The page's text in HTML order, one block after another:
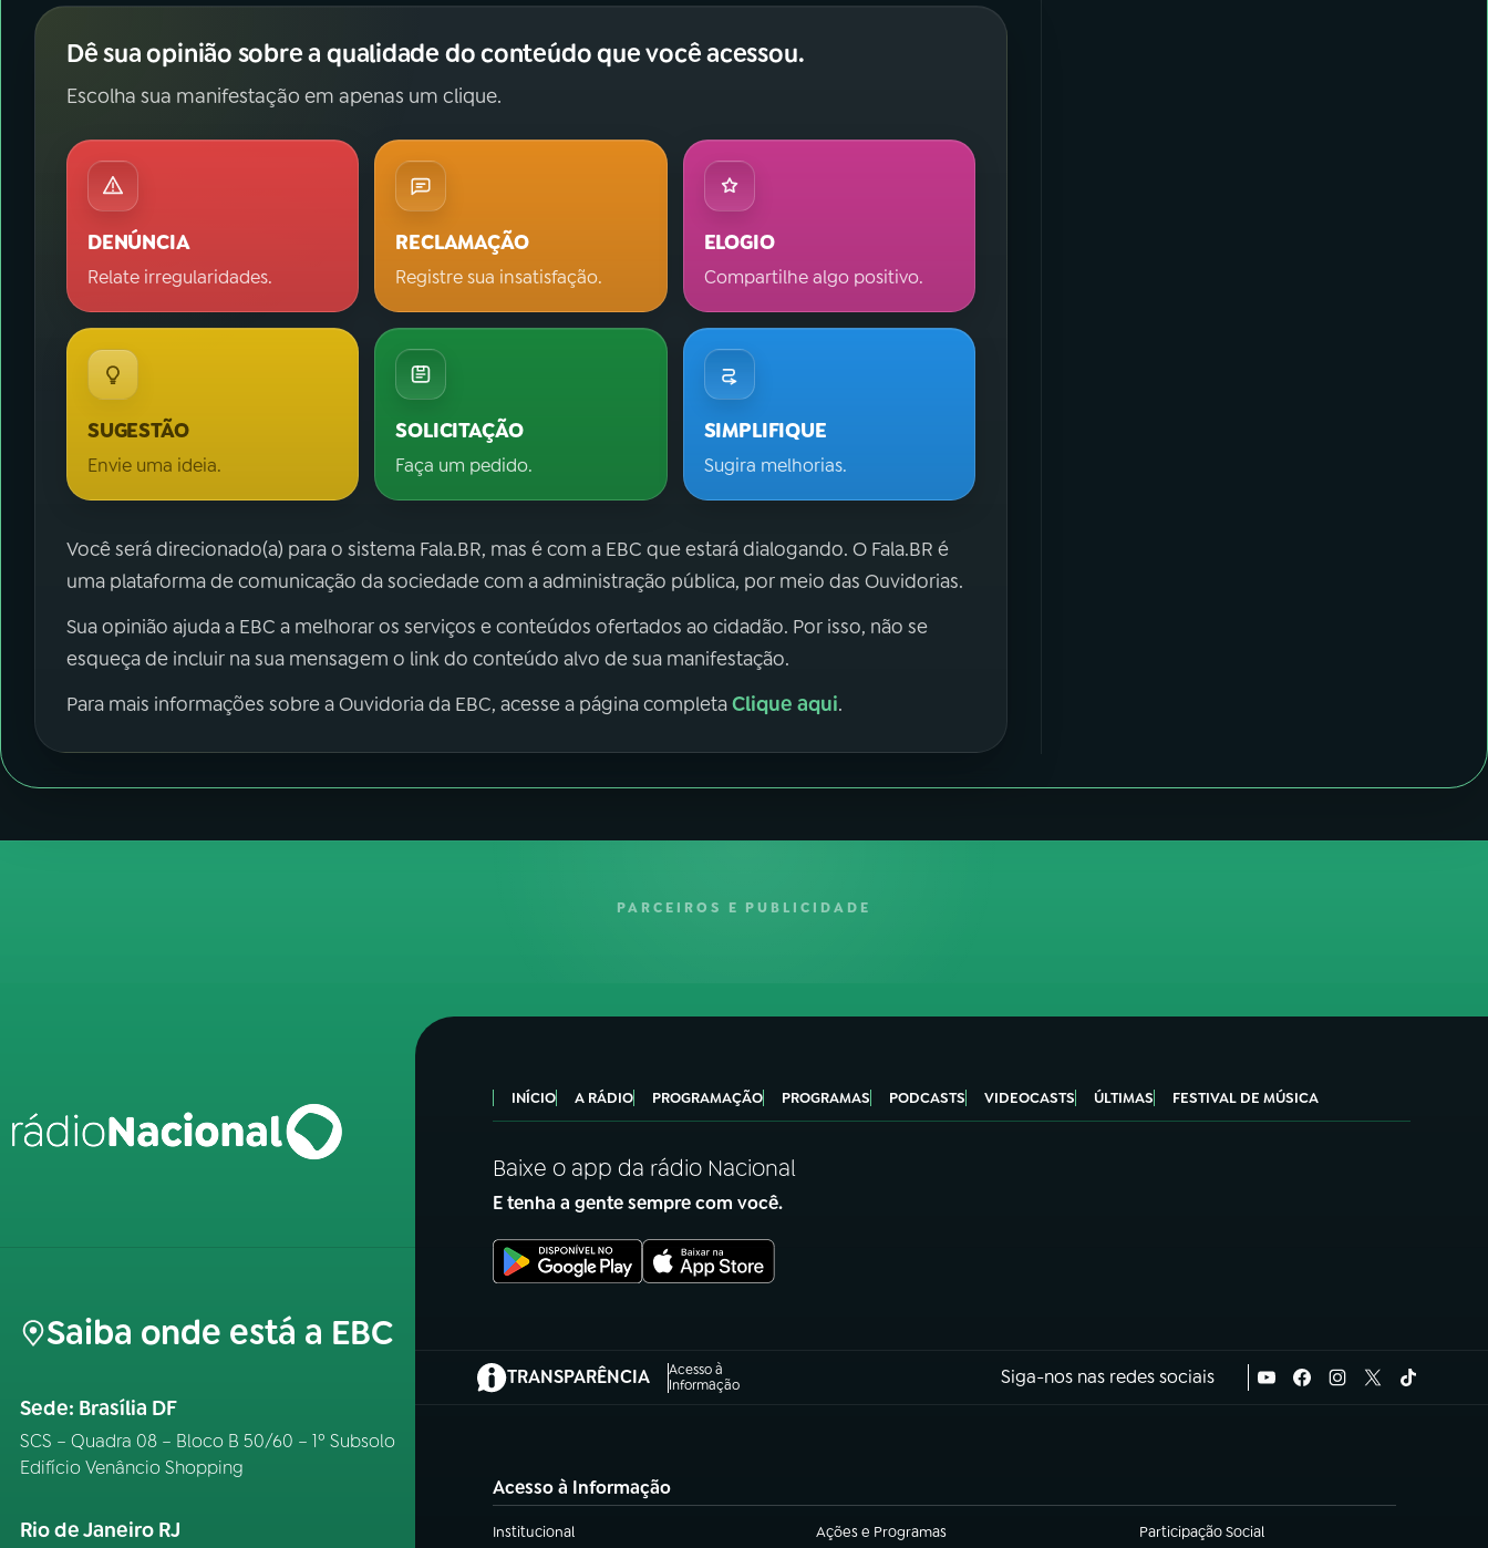
Dê sua opinião sobre a qualidade do conteúdo que você acessou.
Escolha sua manifestação em apenas um clique.
DENÚNCIA
Relate irregularidades.
RECLAMAÇÃO
Registre sua insatisfação.
ELOGIO
Compartilhe algo positivo.
SUGESTÃO
Envie uma ideia.
SOLICITAÇÃO
Faça um pedido.
SIMPLIFIQUE
Sugira melhorias.
Você será direcionado(a) para o sistema Fala.BR, mas é com a EBC que estará dialogando. O Fala.BR é
uma plataforma de comunicação da sociedade com a administração pública, por meio das Ouvidorias.
Sua opinião ajuda a EBC a melhorar os serviços e conteúdos ofertados ao cidadão. Por isso, não se
esqueça de incluir na sua mensagem o link do conteúdo alvo de sua manifestação.
Para mais informações sobre a Ouvidoria da EBC, acesse a página completaClique aqui.
PARCEIROS E PUBLICIDADE
Saiba onde está a EBC
Sede: Brasília DF
SCS – Quadra 08 – Bloco B 50/60 – 1º Subsolo
Edifício Venâncio Shopping
Rio de Janeiro RJ
INÍCIO A RÁDIO PROGRAMAÇÃO PROGRAMAS PODCASTS VIDEOCASTS ÚLTIMAS FESTIVAL DE MÚSICA
Baixe o app da rádio Nacional
E tenha a gente sempre com você.
TRANSPARÊNCIA
Acesso à
Informação
(abre em nova aba) Siga-nos nas redes sociais
Acesso à Informação
Institucional
(abre em nova aba) Ações e Programas
(abre em nova aba) Participação Social
(abre em nova aba)